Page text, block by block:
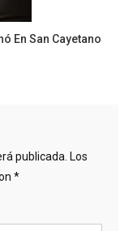
En San Cayetano
publicada. Los
*